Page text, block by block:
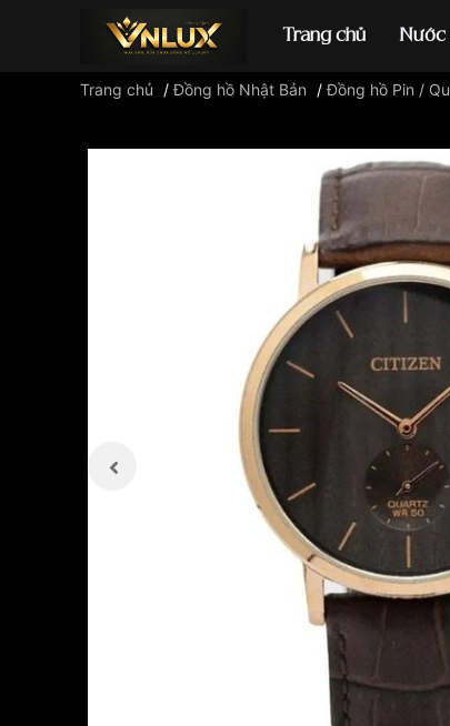
Trang chủ Nước
Đồng hồ
Trang chủ /Đồng hồ Nhật Bản /Đồng hồ Pin /